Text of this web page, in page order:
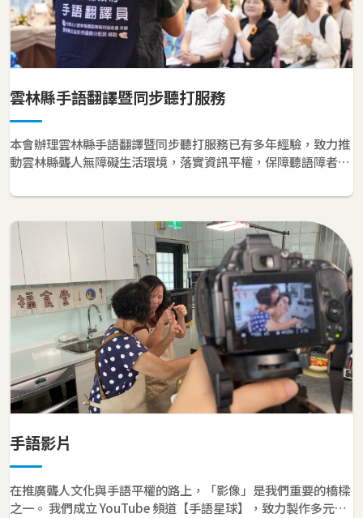
雲林縣手語翻譯暨同步聽打服務
本會辦理雲林縣手語翻譯暨同步聽打服務已有多年經驗，致力推
動雲林縣聾人無障礙生活環境，落實資訊平權，保障聽語障者的
手語影片
在推廣聾人文化與手語平權的路上，「影像」是我們重要的橋樑
之一。 我們成立 YouTube 頻道【手語星球】，致力製作多元且